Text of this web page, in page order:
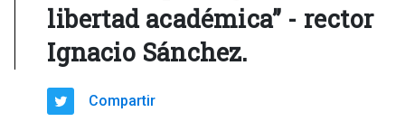
libertad académica” - rector
Ignacio Sánchez.
Compartir